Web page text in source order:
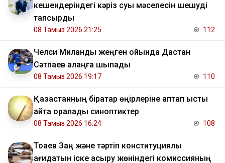
кешендеріндегі кәріз суы мәселесін шешуді
тапсырды
08 Тамыз 2026 21:25 112
Челси Миланды жеңген ойында Дастан
Сәтпаев алаңға шықпады
08 Тамыз 2026 19:17 110
Қазақстанның бірқатар өңірлеріне аптап ыстық
қайта оралады синоптиктер
08 Тамыз 2026 16:24 108
Тоқаев Заң және тәртіп конституциялық
қағидатын іске асыру жөніндегі комиссияның